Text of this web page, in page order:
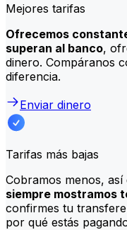
Mejores tarifas
Ofrecemos
superan al banco,
dinero. Compáranos
diferencia.
Enviar dinero
Tarifas más bajas
Cobramos menos,
siempre mostramos
confirmes tu
por qué estás